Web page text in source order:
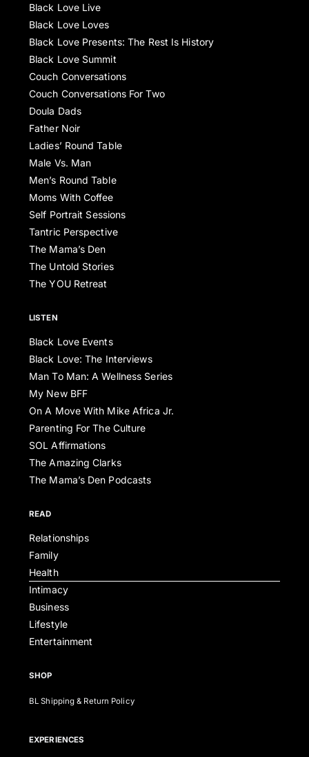
Black Love Live
Black Love Loves
Black Love Presents: The Rest Is History
Black Love Summit
Couch Conversations
Couch Conversations For Two
Doula Dads
Father Noir
Ladies’ Round Table
Male Vs. Man
Men’s Round Table
Moms With Coffee
Self Portrait Sessions
Tantric Perspective
The Mama’s Den
The Untold Stories
The YOU Retreat
LISTEN
Black Love Events
Black Love: The Interviews
Man To Man: A Wellness Series
My New BFF
On A Move With Mike Africa Jr.
Parenting For The Culture
SOL Affirmations
The Amazing Clarks
The Mama’s Den Podcasts
READ
Relationships
Family
Health
Intimacy
Business
Lifestyle
Entertainment
SHOP
BL Shipping & Return Policy
EXPERIENCES